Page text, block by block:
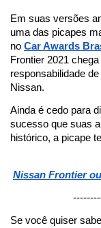
Em suas versões
uma das picapes
no Car Awards
Frontier 2021
responsabilidade
Nissan.
Ainda é cedo para
sucesso que suas
histórico, a picape
Nissan Frontier
Se você quiser